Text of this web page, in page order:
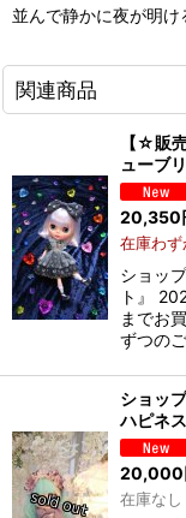
並んで静かに夜が明け
関連商品
【☆販
ューブ
20,350
在庫わず
ショッ
ト』
までお
ずつの
ショッ
ハピネ
20,000
在庫なし